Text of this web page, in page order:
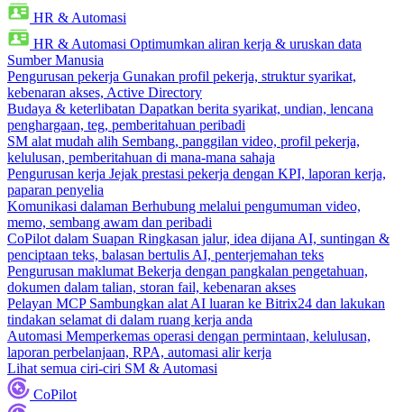
HR & Automasi
HR & Automasi Optimumkan aliran kerja & uruskan data
Sumber Manusia
Pengurusan pekerja Gunakan profil pekerja, struktur syarikat,
kebenaran akses, Active Directory
Budaya & keterlibatan Dapatkan berita syarikat, undian, lencana
penghargaan, teg, pemberitahuan peribadi
SM alat mudah alih Sembang, panggilan video, profil pekerja,
kelulusan, pemberitahuan di mana-mana sahaja
Pengurusan kerja Jejak prestasi pekerja dengan KPI, laporan kerja,
paparan penyelia
Komunikasi dalaman Berhubung melalui pengumuman video,
memo, sembang awam dan peribadi
CoPilot dalam Suapan Ringkasan jalur, idea dijana AI, suntingan &
penciptaan teks, balasan bertulis AI, penterjemahan teks
Pengurusan maklumat Bekerja dengan pangkalan pengetahuan,
dokumen dalam talian, storan fail, kebenaran akses
Pelayan MCP Sambungkan alat AI luaran ke Bitrix24 dan lakukan
tindakan selamat di dalam ruang kerja anda
Automasi Memperkemas operasi dengan permintaan, kelulusan,
laporan perbelanjaan, RPA, automasi alir kerja
Lihat semua ciri-ciri SM & Automasi
CoPilot